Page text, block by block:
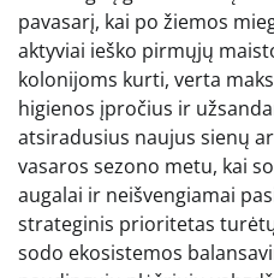
pavasarį, kai po žiemos
aktyviai ieško pirmųjų
kolonijoms kurti, verta
higienos įpročius ir
atsiradusius naujus sienų
vasaros sezono metu, kai
augalai ir neišvengiamai
strateginis prioritetas
sodo ekosistemos